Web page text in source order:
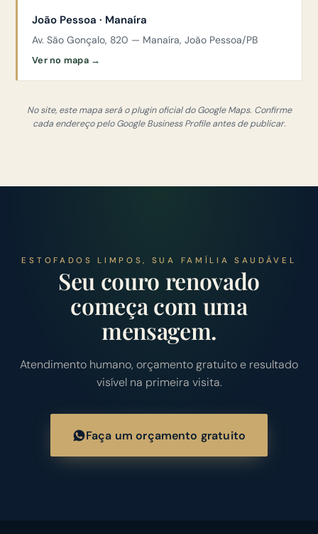
João Pessoa · Manaíra
Av. São Gonçalo, 820 — Manaíra, João Pessoa/PB
Ver no mapa →
No site, este mapa será o plugin oficial do Google Maps. Confirme
cada endereço pelo Google Business Profile antes de publicar.
ESTOFADOS LIMPOS, SUA FAMÍLIA SAUDÁVEL
Seu couro renovado
começa com uma
mensagem.
Atendimento humano, orçamento gratuito e resultado
visível na primeira visita.
Faça um orçamento gratuito